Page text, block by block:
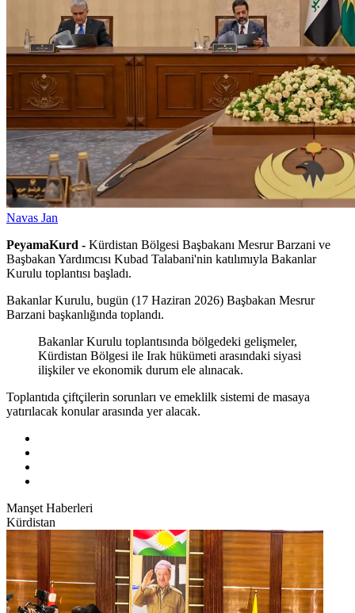
Navas Jan
PeyamaKurd - Kürdistan Bölgesi Başbakanı Mesrur Barzani ve
Başbakan Yardımcısı Kubad Talabani'nin katılımıyla Bakanlar
Kurulu toplantısı başladı.
Bakanlar Kurulu, bugün (17 Haziran 2026) Başbakan Mesrur
Barzani başkanlığında toplandı.
Bakanlar Kurulu toplantısında bölgedeki gelişmeler,
Kürdistan Bölgesi ile Irak hükümeti arasındaki siyasi
ilişkiler ve ekonomik durum ele alınacak.
Toplantıda çiftçilerin sorunları ve emeklilk sistemi de masaya
yatırılacak konular arasında yer alacak.
Manşet Haberleri
Kürdistan